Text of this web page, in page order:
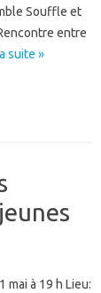
Souffle et
entre
suite »
mai à 19 h Lieu: